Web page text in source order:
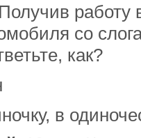
Получив работу
со
как?
в